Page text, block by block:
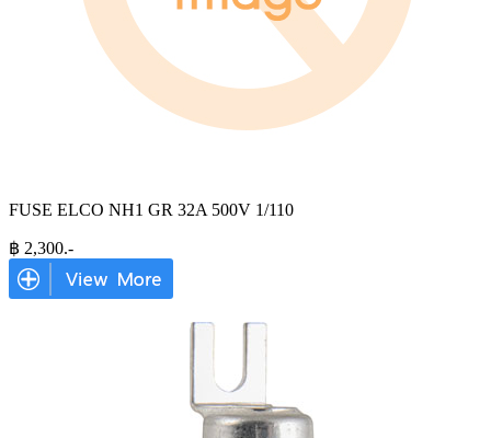
FUSE ELCO NH1 GR 32A 500V 1/110
฿ 2,300.-